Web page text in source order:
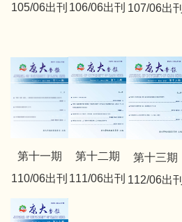
105/06出刊 106/06出刊 107/06出刊
第十一期
110/06出刊
第十二期
111/06出刊
第十三期
112/06出刊